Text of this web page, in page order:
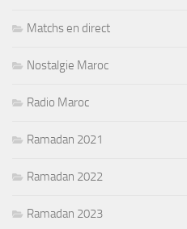
Matchs en direct
Nostalgie Maroc
Radio Maroc
Ramadan 2021
Ramadan 2022
Ramadan 2023